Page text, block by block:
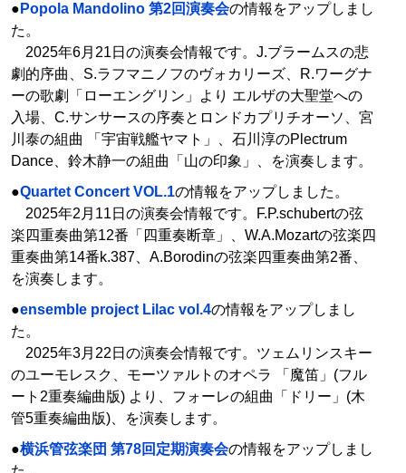
● Popola Mandolino 第2回演奏会の情報をアップしまし
た。
2025年6月21日の演奏会情報です。J.ブラームスの悲
劇的序曲、S.ラフマニノフのヴォカリーズ、R.ワーグナ
ーの歌劇「ローエングリン」より エルザの大聖堂への
入場、C.サンサースの序奏とロンドカプリチオーソ、宮
川泰の組曲 「宇宙戦艦ヤマト」、石川淳のPlectrum
Dance、鈴木静一の組曲「山の印象」、を演奏します。
●Quartet Concert VOL.1の情報をアップしました。
2025年2月11日の演奏会情報です。F.P.schubertの弦
楽四重奏曲第12番「四重奏断章」、W.A.Mozartの弦楽四
重奏曲第14番k.387、A.Borodinの弦楽四重奏曲第2番、
を演奏します。
●ensemble project Lilac vol.4の情報をアップしまし
た。
2025年3月22日の演奏会情報です。ツェムリンスキー
のユーモレスク、モーツァルトのオペラ 「魔笛」(フル
ート2重奏編曲版) より、フォーレの組曲「ドリー」(木
管5重奏編曲版)、を演奏します。
●横浜管弦楽団 第78回定期演奏会の情報をアップしまし